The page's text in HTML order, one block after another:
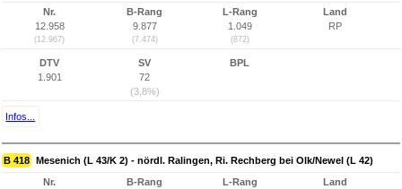
Nr.
12.958
(12.967)
B-Rang
9.877
(7.474)
L-Rang
1.049
(872)
Land
RP
DTV
1.901
SV
72
(3,8%)
BPL
Infos...
B 418 Mesenich (L 43/K 2) - nördl. Ralingen, Ri. Rechberg bei Olk/Newel (L 42)
Nr.
B-Rang
L-Rang
Land